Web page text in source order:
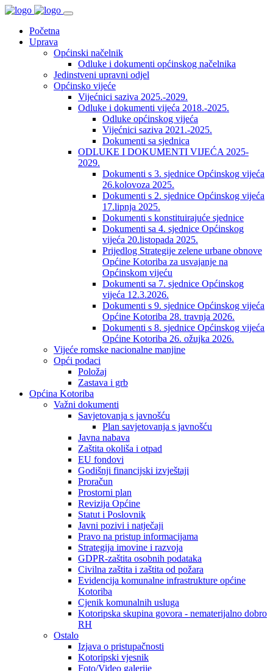
Početna
Uprava
Općinski načelnik
Odluke i dokumenti općinskog načelnika
Jedinstveni upravni odjel
Općinsko vijeće
Vijećnici saziva 2025.-2029.
Odluke i dokumenti vijeća 2018.-2025.
Odluke općinskog vijeća
Vijećnici saziva 2021.-2025.
Dokumenti sa sjednica
ODLUKE I DOKUMENTI VIJEĆA 2025-
2029.
Dokumenti s 3. sjednice Općinskog vijeća
26.kolovoza 2025.
Dokumenti s 2. sjednice Općinskog vijeća
17.lipnja 2025.
Dokumenti s konstituirajuće sjednice
Dokumenti sa 4. sjednice Općinskog
vijeća 20.listopada 2025.
Prijedlog Strategije zelene urbane obnove
Općine Kotoriba za usvajanje na
Općinskom vijeću
Dokumenti sa 7. sjednice Općinskog
vijeća 12.3.2026.
Dokumenti s 9. sjednice Općinskog vijeća
Općine Kotoriba 28. travnja 2026.
Dokumenti s 8. sjednice Općinskog vijeća
Općine Kotoriba 26. ožujka 2026.
Vijeće romske nacionalne manjine
Opći podaci
Položaj
Zastava i grb
Općina Kotoriba
Važni dokumenti
Savjetovanja s javnošću
Plan savjetovanja s javnošću
Javna nabava
Zaštita okoliša i otpad
EU fondovi
Godišnji financijski izvještaji
Proračun
Prostorni plan
Revizija Općine
Statut i Poslovnik
Javni pozivi i natječaji
Pravo na pristup informacijama
Strategija imovine i razvoja
GDPR-zaštita osobnih podataka
Civilna zaštita i zaštita od požara
Evidencija komunalne infrastrukture općine
Kotoriba
Cjenik komunalnih usluga
Kotoripska skupina govora - nematerijalno dobro
RH
Ostalo
Izjava o pristupačnosti
Kotoripski vjesnik
Foto/Video galerije